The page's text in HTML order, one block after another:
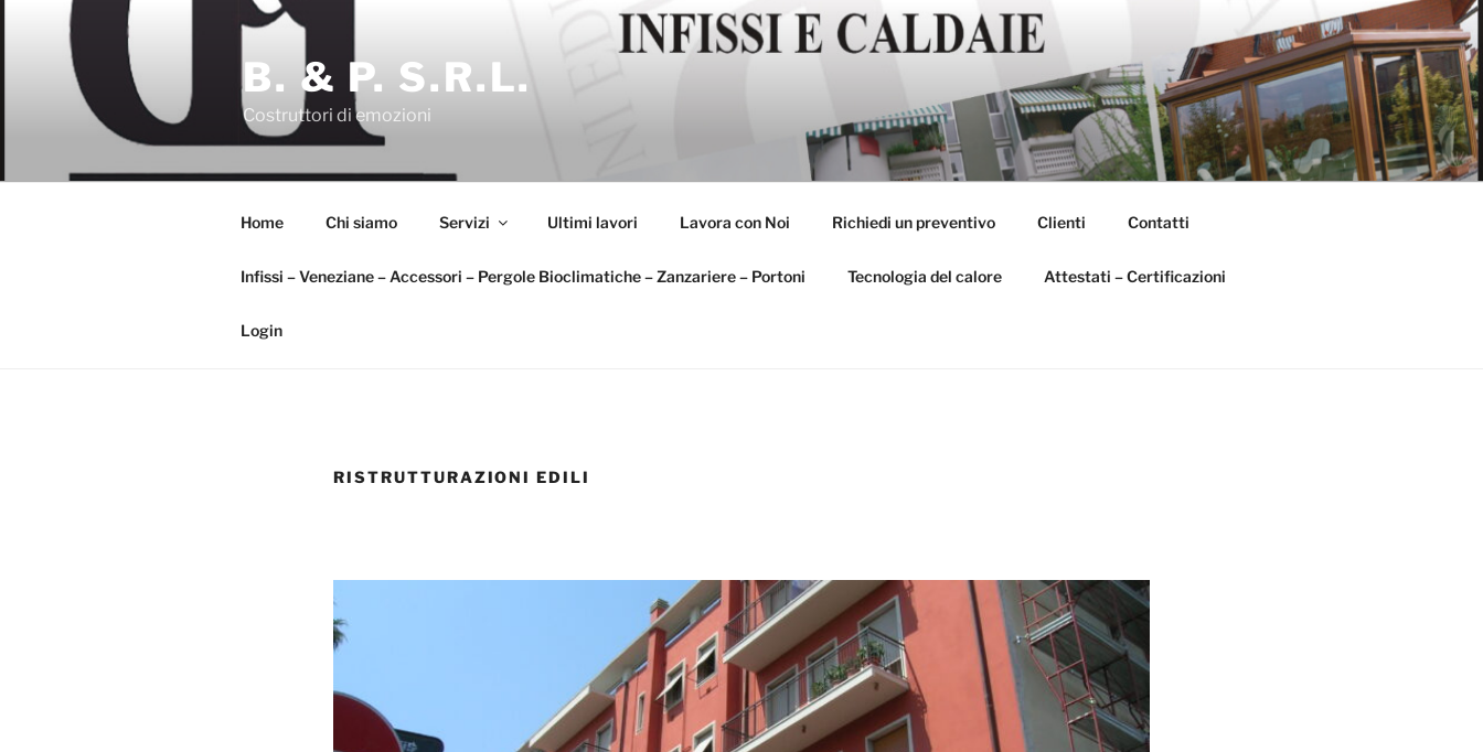
contenuto
B. & P. S.R.L.
Costruttori di emozioni
Home Chi siamo Servizi Ultimi lavori Lavora con Noi Richiedi un preventivo Clienti Contatti
Infissi – Veneziane – Accessori – Pergole Bioclimatiche – Zanzariere – Portoni Tecnologia del calore Attestati – Certificazioni
Login
RISTRUTTURAZIONI EDILI